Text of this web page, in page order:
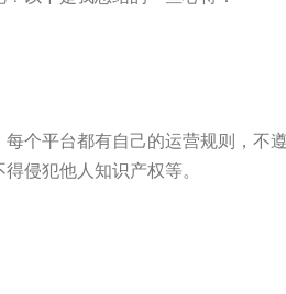
个平台都有自己的运营规则，不
侵犯他人知识产权等。